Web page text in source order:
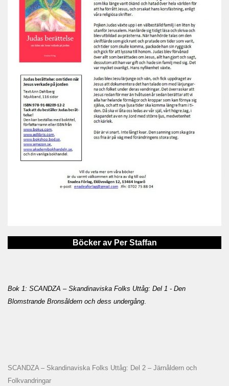
Böcker av Per Staffan
Bok 1: SCANDZA – Skandinaviska Folks Uttåg: Del 1 - Den
Blomstrande Bronsåldern och dess undergång
SCANDZA – Skandinaviska Folks Uttåg: Del 2 – Järnåldern och
Folkvandringar